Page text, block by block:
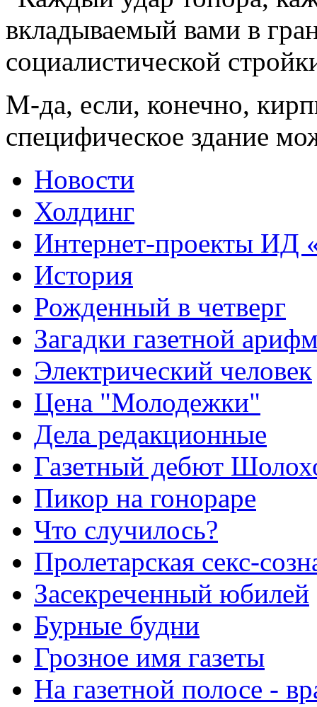
вкладываемый вами в
социалистической
М-да, если, конечно,
специфическое здание
Новости
Холдинг
Интернет-проекты ИД
История
Рожденный в четверг
Загадки газетной
Электрический человек
Цена "Молодежки"
Дела редакционные
Газетный дебют
Пикор на гонораре
Что случилось?
Пролетарская секс-
Засекреченный юбилей
Бурные будни
Грозное имя газеты
На газетной полосе -